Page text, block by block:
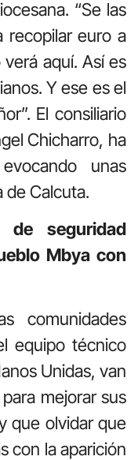
“Se las
recopilar euro a
aquí. Así es
Y ese es el
El consiliario
Chicharro, ha
unas
de Calcuta.
de seguridad
Mbya con
comunidades
equipo técnico
Unidas, van
mejorar sus
que olvidar que
con la aparición